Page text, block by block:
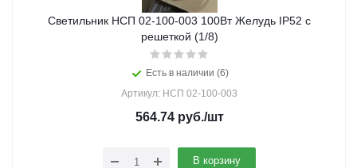
Светильник НСП 02-100-003 100Вт Желудь IP52 с
решеткой (1/8)
Есть в наличии (6)
Артикул: НСП 02-100-003
564.74руб./шт
В корзину